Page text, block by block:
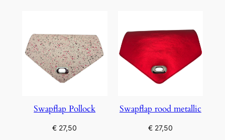
Swapflap Pollock
€ 27,50
Swapflap rood metallic
€27,50